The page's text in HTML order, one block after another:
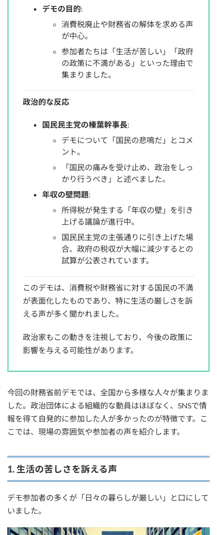
デモの目的:
消費税廃止や財務省の解体を求める声
が中心。
参加者たちは「生活が苦しい」「政府
の政策に不満がある」といった理由で
集まりました。
政治的な反応
国民民主党の榛葉幹事長:
デモについて「国民の悲鳴だ」とコメ
ント。
「国民の痛みを受け止め、政治をしっ
かり行うべき」と述べました。
年収の壁問題:
所得税が発生する「年収の壁」を引き
上げる議論が進行中。
国民民主党の主張通りに引き上げた場
合、政府の税収が大幅に減少するとの
試算が公表されています。
このデモは、消費税や財務省に対する国民の不満
が表面化したものであり、特に生活の厳しさを訴
える声が多く聞かれました。
政治家もこの動きを注視しており、今後の政策に
影響を与える可能性があります。
今回の財務省前デモでは、全国から多様な人々が集まりま
した。政治団体による組織的な動員はほぼなく、SNSで情
報を得て自発的に参加した人が多かったのが特徴です。こ
こでは、現場の雰囲気や参加者の声を紹介します。
1. 生活の苦しさを訴える声
デモ参加者の多くが「日々の暮らしが厳しい」と口にして
いました。